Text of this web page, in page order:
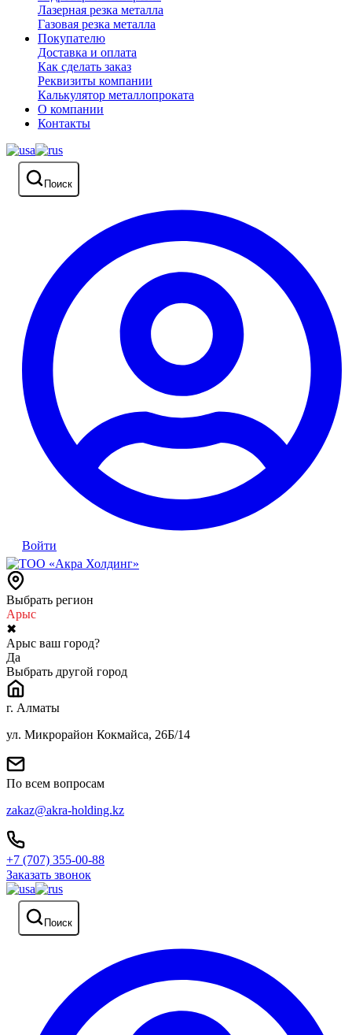
Лазерная резка металла
Газовая резка металла
Покупателю
Доставка и оплата
Как сделать заказ
Реквизиты компании
Калькулятор металлопроката
О компании
Контакты
Поиск
Войти
Выбрать регион
Арыс
✖
Арыс ваш город?
Да
Выбрать другой город
г. Алматы
ул. Микрорайон Кокмайса, 26Б/14
По всем вопросам
zakaz@akra-holding.kz
+7 (707) 355-00-88
Заказать звонок
Поиск